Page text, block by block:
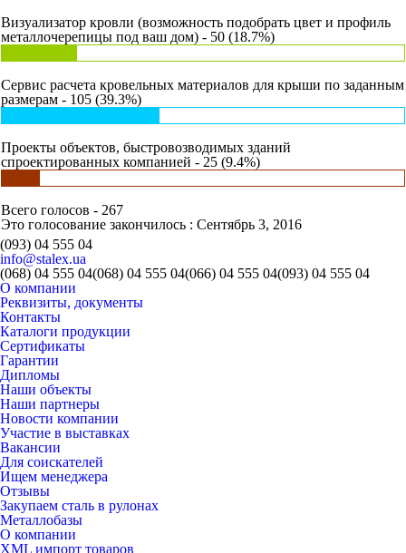
Визуализатор кровли (возможность подобрать цвет и профиль
металлочерепицы под ваш дом) - 50 (18.7%)
Сервис расчета кровельных материалов для крыши по заданным
размерам - 105 (39.3%)
Проекты объектов, быстровозводимых зданий
спроектированных компанией - 25 (9.4%)
Всего голосов - 267
Это голосование закончилось : Сентябрь 3, 2016
(093) 04 555 04
info@stalex.ua
(068) 04 555 04(068) 04 555 04(066) 04 555 04(093) 04 555 04
О компании
Реквизиты, документы
Контакты
Каталоги продукции
Сертификаты
Гарантии
Дипломы
Наши объекты
Наши партнеры
Новости компании
Участие в выставках
Вакансии
Для соискателей
Ищем менеджера
Отзывы
Закупаем сталь в рулонах
Металлобазы
О компании
XML импорт товаров